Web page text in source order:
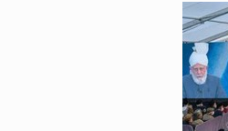
>> المزيد
صلى الله عليه وسلم >>